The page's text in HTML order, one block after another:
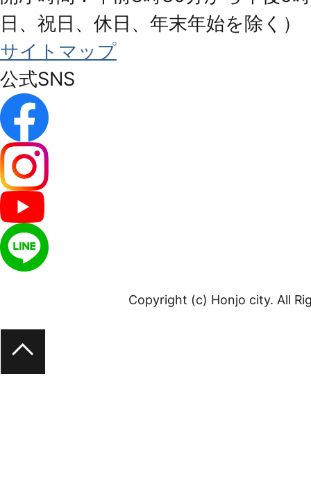
日、祝日、休日、年末年始を除く）
サイトマップ
公式SNS
Copyright (c) Honjo city. All